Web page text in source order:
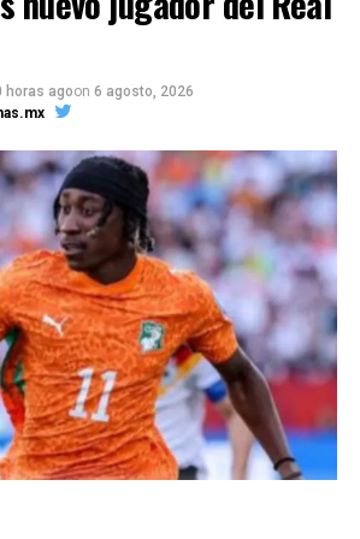
arce-contra-
violencia-en-
horas agoon 6 agosto, 2026